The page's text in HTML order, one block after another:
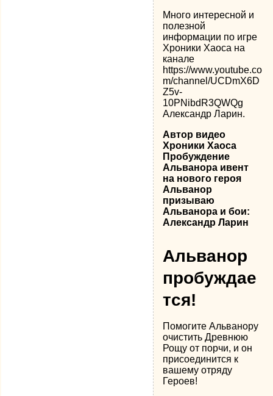
Много интересной и
полезной
информации по игре
Хроники Хаоса на
канале
https://www.youtube.co
m/channel/UCDmX6D
Z5v-
10PNibdR3QWQg
Александр Ларин.
Автор видео
Хроники Хаоса
Пробуждение
Альванора ивент
на нового героя
Альванор
призываю
Альванора и бои:
Александр Ларин
Альванор
пробуждае
тся!
Помогите Альванору
очистить Древнюю
Рощу от порчи, и он
присоединится к
вашему отряду
Героев!